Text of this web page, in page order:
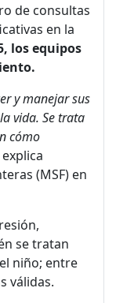
de consultas
en la
los equipos
y manejar sus
vida. Se trata
cómo
explica
(MSF) en
se tratan
niño; entre
válidas.